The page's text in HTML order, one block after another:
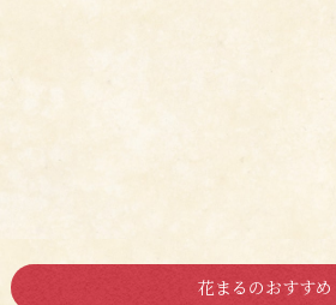
花まるのおすすめ